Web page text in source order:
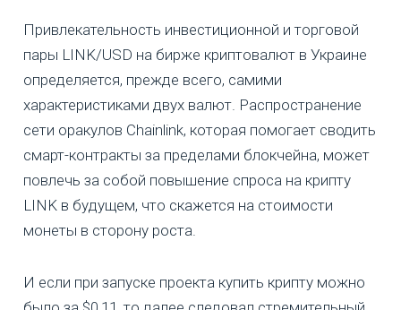
Привлекательность инвестиционной и торговой
пары LINK/USD на бирже криптовалют в Украине
определяется, прежде всего, самими
характеристиками двух валют. Распространение
сети оракулов Chainlink, которая помогает сводить
смарт-контракты за пределами блокчейна, может
повлечь за собой повышение спроса на крипту
LINK в будущем, что скажется на стоимости
монеты в сторону роста.
И если при запуске проекта купить крипту можно